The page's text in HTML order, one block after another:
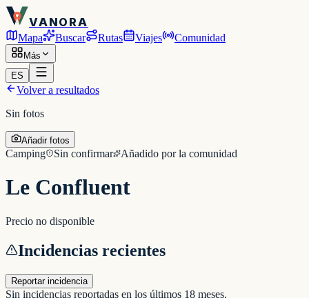
VANORA
Mapa Buscar Rutas Viajes Comunidad
Más
ES
Volver a resultados
Sin fotos
Añadir fotos
Camping Sin confirmar Añadido por la comunidad
Le Confluent
Precio no disponible
Incidencias recientes
Reportar incidencia
Sin incidencias reportadas en los últimos 18 meses.